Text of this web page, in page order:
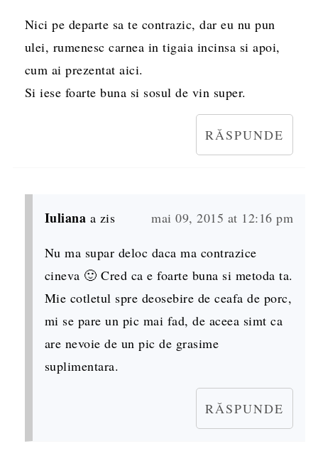
Nici pe departe sa te contrazic, dar eu nu pun
ulei, rumenesc carnea in tigaia incinsa si apoi,
cum ai prezentat aici.
Si iese foarte buna si sosul de vin super.
RĂSPUNDE
Iuliana a zis mai 09, 2015 at 12:16 pm
Nu ma supar deloc daca ma contrazice
cineva 🙂 Cred ca e foarte buna si metoda ta.
Mie cotletul spre deosebire de ceafa de porc,
mi se pare un pic mai fad, de aceea simt ca
are nevoie de un pic de grasime
suplimentara.
RĂSPUNDE